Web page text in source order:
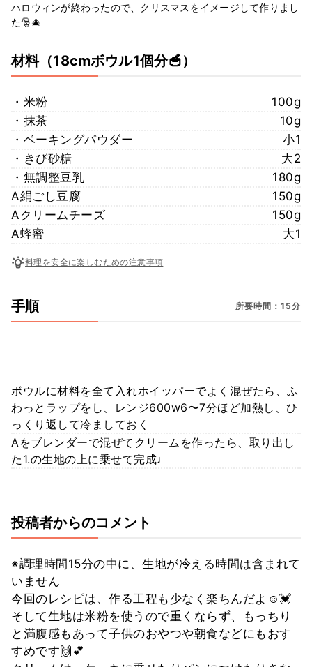
ハロウィンが終わったので、クリスマスをイメージして作りまし
た🎅🎄
材料（18cmボウル1個分🥣）
・米粉
100g
・抹茶
10g
・ベーキングパウダー
小1
・きび砂糖
大2
・無調整豆乳
180g
A絹ごし豆腐
150g
Aクリームチーズ
150g
A蜂蜜
大1
料理を安全に楽しむための注意事項
手順 所要時間：15分
ボウルに材料を全て入れホイッパーでよく混ぜたら、ふ
わっとラップをし、レンジ600w6〜7分ほど加熱し、ひ
っくり返して冷ましておく
Aをブレンダーで混ぜてクリームを作ったら、取り出し
た1.の生地の上に乗せて完成♩
投稿者からのコメント
※調理時間15分の中に、生地が冷える時間は含まれて
いません
今回のレシピは、作る工程も少なく楽ちんだよ☺️💓
そして生地は米粉を使うので重くならず、もっちり
と満腹感もあって子供のおやつや朝食などにもおす
すめです🙌💕